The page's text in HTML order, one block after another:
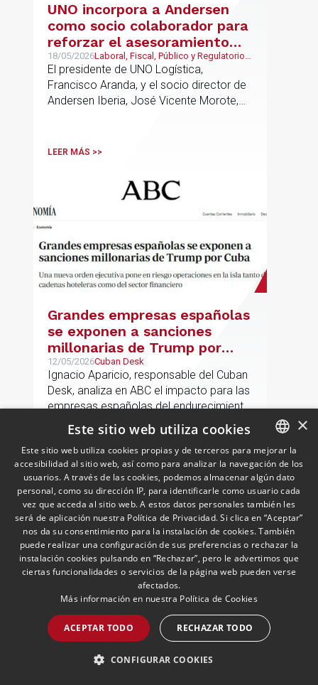
UNO incorpora a Andersen
como socio colaborador para
reforzar el asesoramiento
jurídico y fiscal del sector
logístico
18/05/2026Laboral, Fiscal, Público y Regulatorio,
Transporte, Movilidad & Logística
El presidente de UNO Logística,
Francisco Aranda, y el socio director de
Andersen Iberia, José Vicente Morote,
entidades trabajarán para ayudar a las
gestionar con mayor seguridad jurídica
sus principales retos regulatorios.
LEER MÁS >>
Grandes empresas españolas
se exponen a sanciones
millonarias de Trump por
Cuba
12/05/2026Cuban Desk
Ignacio Aparicio, responsable del Cuban
Desk, analiza en ABC el impacto para las
empresas españolas del endurecimiento
de las sanciones de EE.UU. contra Cuba.
Andersen nombra a Pablo
Gómez-Acebo como
codirector de Fiscal en Iberia
junto con Borja de Gabriel
Fiscal
SPANISH
ENGLISH
PORTUGUESE
×
Este sitio web utiliza cookies
Este sitio web utiliza cookies propias y de terceros para mejorar la
accesibilidad al sitio web, así como para analizar la navegación de los
usuarios. A través de las cookies, podemos almacenar algún dato
personal, como su dirección IP, para identificarle como usuario cada
vez que acceda al sitio web. A estos datos personales también les
será de aplicación nuestra Política de Privacidad. Si clica en “Aceptar”
nos da su consentimiento para la instalación de cookies. También
puede realizar una configuración de sus preferencias o rechazar la
instalación cookies pulsando en “Rechazar”, pero le advertimos que
ciertas funcionalidades o servicios de la página web pueden verse
afectados.
Más información en nuestra Política de Cookies
ACEPTAR TODO RECHAZAR TODO
CONFIGURAR COOKIES